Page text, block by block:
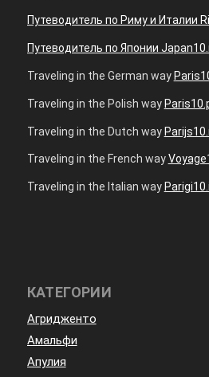
Путеводитель по Риму и Италии
Путеводитель по Японии
Traveling in the German way
Traveling in the Polish way
Traveling in the Dutch way
Traveling in the French way
Traveling in the Italian way
КАТЕГОРИИ
Агридженто
Амальфи
Апулия